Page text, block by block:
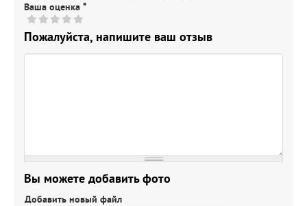
Ваша оценка *
Пожалуйста, напишите ваш отзыв
Вы можете добавить фото
Добавить новый файл